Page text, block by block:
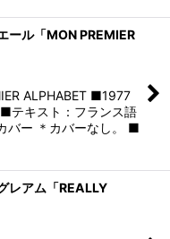
ール「MON PREMIER
ALPHABET ■1977
テキスト：フランス語
バー ＊カバーなし。 ■
レアム「REALLY